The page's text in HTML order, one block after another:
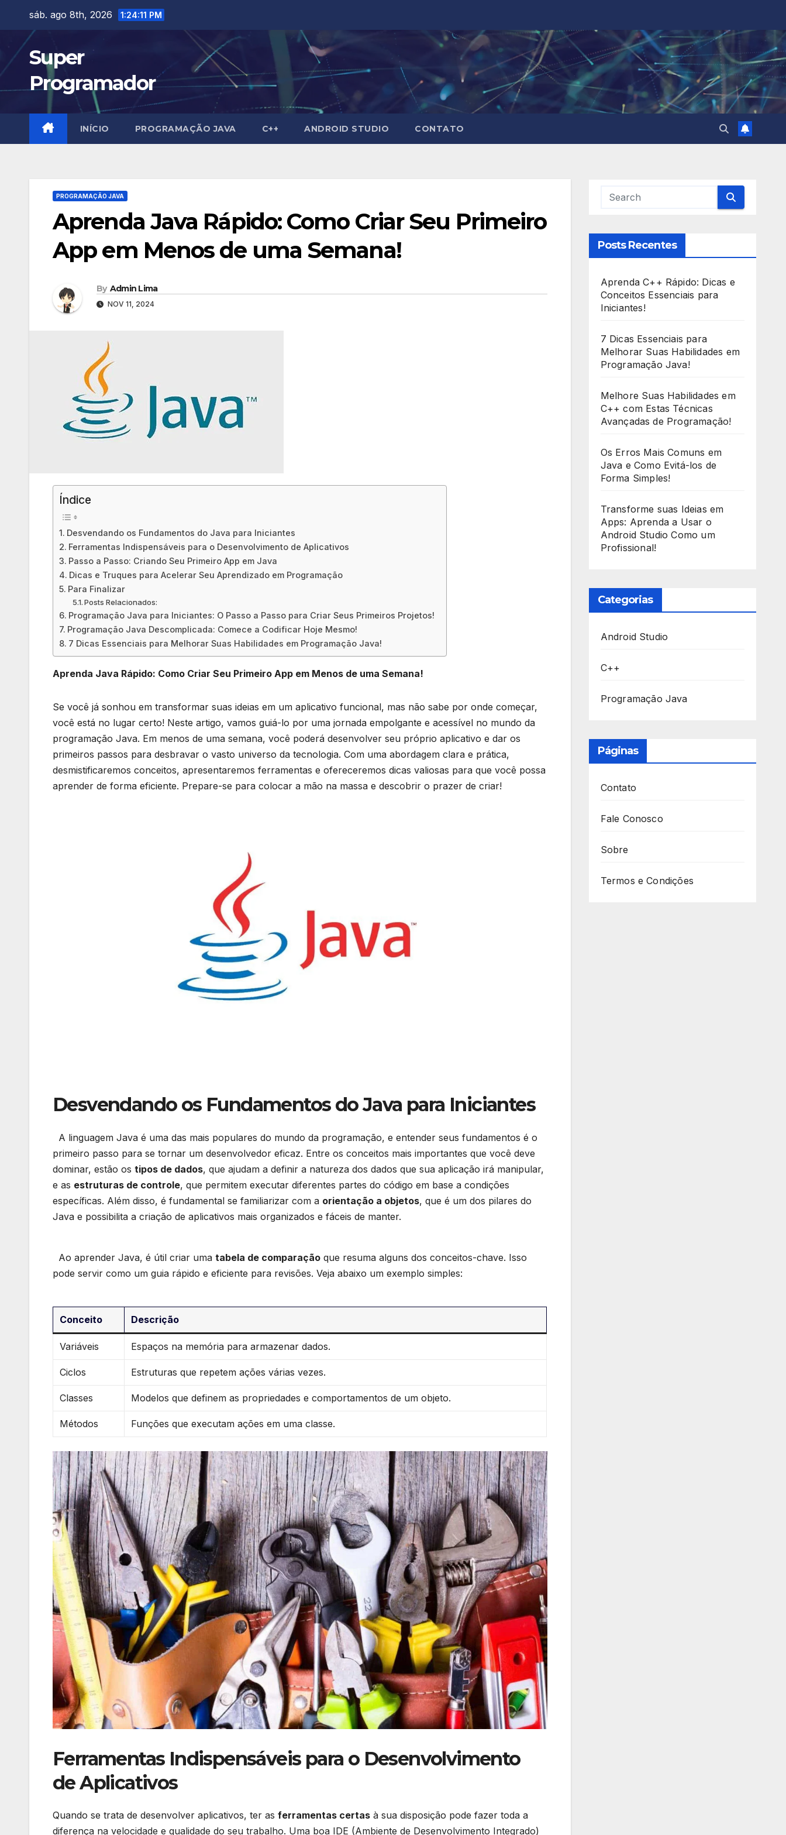
content
sáb. ago 8th, 2026 1:24:12 PM
Super
Programador
INÍCIO PROGRAMAÇÃO JAVA C++ ANDROID STUDIO CONTATO
PROGRAMAÇÃO JAVA
Aprenda Java Rápido: Como Criar Seu Primeiro
App em Menos de uma Semana!
By Admin Lima
NOV 11, 2024
Índice
Desvendando os Fundamentos do Java para Iniciantes
Ferramentas‍ Indispensáveis para o Desenvolvimento de Aplicativos
Passo a‌ Passo: Criando ​Seu Primeiro App em Java
Dicas ⁤e Truques para ‍Acelerar Seu Aprendizado‍ em Programação
Para ‍Finalizar
Posts Relacionados:
Programação Java para Iniciantes: O Passo a Passo para Criar Seus Primeiros Projetos!
Programação Java Descomplicada: Comece a Codificar Hoje Mesmo!
7 Dicas Essenciais para Melhorar Suas Habilidades em Programação Java!
Aprenda Java Rápido: Como Criar Seu Primeiro App ​em Menos de uma Semana!
Se você já sonhou‍ em transformar suas‌ ideias em um aplicativo funcional, mas⁣ não sabe por onde começar,
você está no lugar certo! Neste‍ artigo, vamos guiá-lo por uma⁤ jornada empolgante e acessível ‌no mundo‌ da
programação⁢ Java.‍ Em menos de uma semana, você poderá desenvolver seu‌ próprio aplicativo‌ e dar⁣ os
primeiros ⁤passos para desbravar o ⁤vasto⁤ universo da⁣ tecnologia. Com uma abordagem clara e prática,
desmistificaremos​ conceitos,⁤ apresentaremos⁣ ferramentas e⁤ ofereceremos dicas valiosas para que‍ você possa
aprender de ‌forma eficiente. Prepare-se para colocar⁢ a ​mão na massa e descobrir o prazer de criar!
Desvendando os Fundamentos do Java para Iniciantes
⁣ ⁤ A⁤ linguagem Java é‌ uma das mais populares ⁤do mundo‌ da programação, e entender seus fundamentos é‌ o
‍primeiro passo para se tornar um desenvolvedor​ eficaz.​ Entre os conceitos‌ mais importantes que‌ você deve
dominar, ​estão os tipos de dados, que ajudam a definir a natureza dos dados que sua aplicação irá ​manipular,
e as⁢ estruturas de controle,‍ que⁢ permitem executar diferentes‍ partes do código em⁤ base a condições
específicas. Além disso, é ⁣fundamental se familiarizar ‍com a orientação a objetos, que é​ um dos‍ pilares ​do
Java e possibilita a criação‍ de aplicativos ​mais organizados ‌e fáceis de manter.
⁢⁤ ​ Ao​ aprender ⁤Java, é útil criar uma⁣ tabela ⁤de⁣ comparação que resuma‌ alguns dos conceitos-chave. Isso
pode servir como‌ um guia rápido e eficiente para ‍revisões. Veja abaixo um exemplo simples:
Conceito Descrição
Variáveis Espaços na memória para armazenar dados.
Ciclos Estruturas que ‌repetem ações várias vezes.
Classes Modelos que definem as propriedades e comportamentos de um objeto.
Métodos Funções que executam ações em​ uma classe.
Ferramentas‍ Indispensáveis para o Desenvolvimento
de Aplicativos
Quando se ‌trata de desenvolver aplicativos, ​ter ‌as ferramentas certas à ⁣sua ⁣disposição pode fazer toda a
diferença na velocidade‌ e qualidade ​do seu trabalho. Uma boa IDE (Ambiente de Desenvolvimento Integrado)
Posts Recentes
Aprenda C++ Rápido: Dicas e
Conceitos Essenciais para
Iniciantes!
7 Dicas Essenciais para
Melhorar Suas Habilidades em
Programação Java!
Melhore Suas Habilidades em
C++ com Estas Técnicas
Avançadas de Programação!
Os Erros Mais Comuns em
Java e Como Evitá-los de
Forma Simples!
Transforme suas Ideias em
Apps: Aprenda a Usar o
Android Studio Como um
Profissional!
Categorias
Android Studio
C++
Programação Java
Páginas
Contato
Fale Conosco
Sobre
Termos e Condições